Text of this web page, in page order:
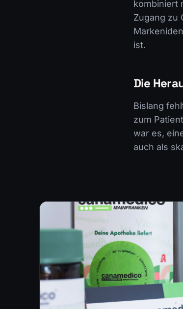
kombiniert
Zugang zu
ist.
Die
Bislang
zum
war es,
auch als